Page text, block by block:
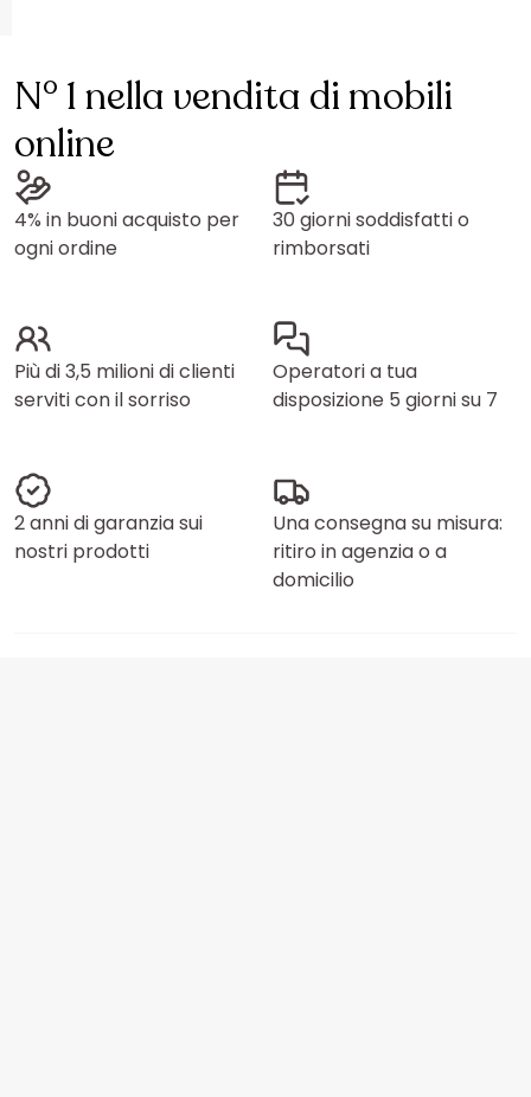
N° 1 nella vendita di mobili
online
4% in buoni acquisto per
ogni ordine
30 giorni soddisfatti o
rimborsati
Più di 3,5 milioni di clienti
serviti con il sorriso
Operatori a tua
disposizione 5 giorni su 7
2 anni di garanzia sui
nostri prodotti
Una consegna su misura:
ritiro in agenzia o a
domicilio